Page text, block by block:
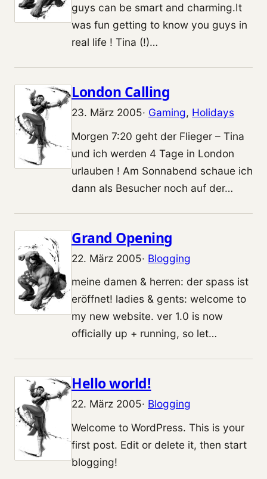
guys can be smart and charming.It
was fun getting to know you guys in
real life ! Tina (!)…
London Calling
23. März 2005· Gaming, Holidays
Morgen 7:20 geht der Flieger – Tina
und ich werden 4 Tage in London
urlauben ! Am Sonnabend schaue ich
dann als Besucher noch auf der…
Grand Opening
22. März 2005· Blogging
meine damen & herren: der spass ist
eröffnet! ladies & gents: welcome to
my new website. ver 1.0 is now
officially up + running, so let…
Hello world!
22. März 2005· Blogging
Welcome to WordPress. This is your
first post. Edit or delete it, then start
blogging!